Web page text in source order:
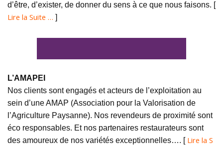
d’être, d’exister, de donner du sens à ce que nous faisons. [
Lire la Suite … ]
L’AMAPEI
Nos clients sont engagés et acteurs de l’exploitation au
sein d’une AMAP (Association pour la Valorisation de
l’Agriculture Paysanne). Nos revendeurs de proximité sont
éco responsables. Et nos partenaires restaurateurs sont
des amoureux de nos variétés exceptionnelles…. [ Lire la S